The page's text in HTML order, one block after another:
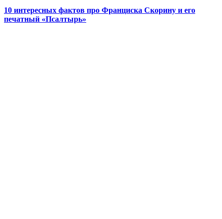
10 интересных фактов про Франциска Скорину и его
печатный «Псалтырь»